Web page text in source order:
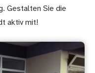
Gestalten Sie die
aktiv mit!